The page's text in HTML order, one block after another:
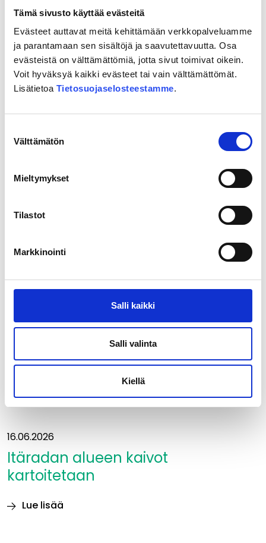
Tämä sivusto käyttää evästeitä
Evästeet auttavat meitä kehittämään verkkopalveluamme
ja parantamaan sen sisältöjä ja saavutettavuutta. Osa
evästeistä on välttämättömiä, jotta sivut toimivat oikein.
Voit hyväksyä kaikki evästeet tai vain välttämättömät.
Lisätietoa Tietosuojaselosteestamme.
valinta
Välttämätön
Mieltymykset
Tilastot
Markkinointi
Salli kaikki
Salli valinta
Kiellä
06.07.2026
Diplomityö: Rataa rakennettaessa
teräs ja betoni aiheuttavat
suurimmat luontovaikutukset
jossa on arvioitu radan keskeisten
rakenteiden ja rakennusmateriaalien
luontojalanjälki eli niiden vaikutus luonnon
monimuotoisuuteen. Luontojalanjälki
Rataa
teräs
aiheuttavat
luontovaikutukset
16.06.2026
Itäradan alueen kaivot
kartoitetaan
Lue lisää